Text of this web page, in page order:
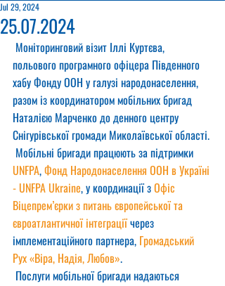
25.07.2024
Jul 29, 2024
Моніторинговий візит Іллі Куртєва,
польового програмного офіцера Південного
хабу Фонду ООН у галузі народонаселення,
разом із координатором мобільних бригад
Наталією Марченко до денного центру
Снігурівської громади Миколаївської області.
Мобільні бригади працюють за підтримки
UNFPA, Фонд Народонаселення ООН в Україні
- UNFPA Ukraine, у координації з Офіс
Віцепрем’єрки з питань європейської та
євроатлантичної інтеграції через
імплементаційного партнера, Громадський
Рух «Віра, Надія, Любов».
Послуги мобільної бригади надаються